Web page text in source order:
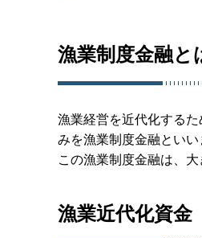
漁業制度金融と
漁業経営を近代化する
みを漁業制度金融といい
この漁業制度金融は、
漁業近代化資金